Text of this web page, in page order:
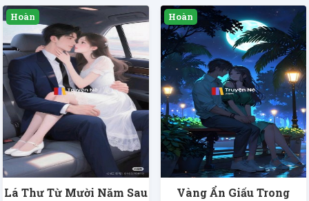
Lá Thư Từ Mười Năm Sau
Vàng Ẩn Giấu Trong